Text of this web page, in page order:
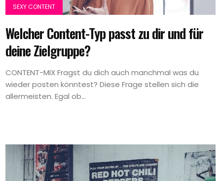
SEXY CONTENT
Welcher Content-Typ passt zu dir und für
deine Zielgruppe?
CONTENT-MIX Fragst du dich auch manchmal was du
wieder posten könntest? Diese Frage stellen sich die
allermeisten. Egal ob...